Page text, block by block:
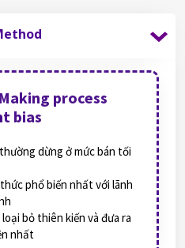
process
bias
dừng ở mức bán tối
phổ biến nhất với lãnh
bỏ thiên kiến và đưa ra
nhất